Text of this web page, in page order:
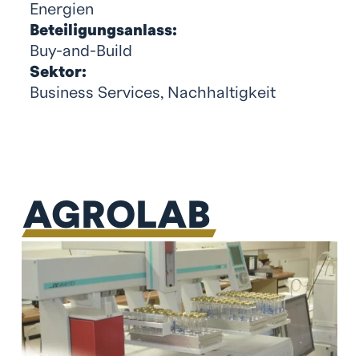
Energien
Beteiligungsanlass:
Buy-and-Build
Sektor:
Business Services, Nachhaltigkeit
AGROLAB